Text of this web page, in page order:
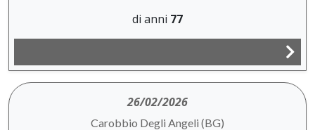
di anni 77
26/02/2026
Carobbio Degli Angeli (BG)